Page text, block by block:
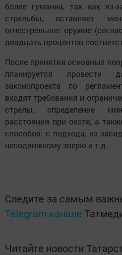
более гуманна, так как из-
стрельбы, оставляет
огнестрельное оружие
двадцать процентов
После принятия основных
планируется провести
законопроекта по
входят требования и
стрелы, определение
расстояния при охоте, а
способов: с подхода, из
неподвижному зверю и т.д.
Следите за самым
Telegram-канале
Читайте новости